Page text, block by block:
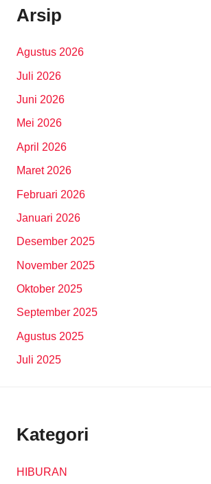
Arsip
Agustus 2026
Juli 2026
Juni 2026
Mei 2026
April 2026
Maret 2026
Februari 2026
Januari 2026
Desember 2025
November 2025
Oktober 2025
September 2025
Agustus 2025
Juli 2025
Kategori
HIBURAN